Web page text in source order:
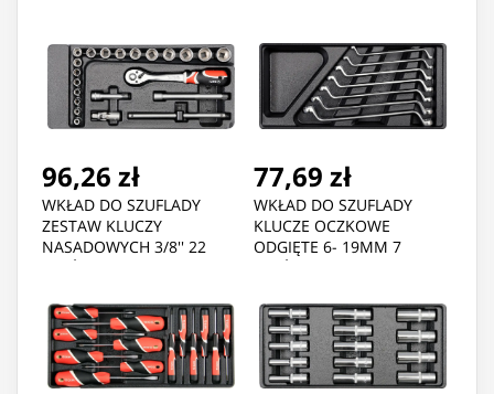
96,26 zł
WKŁAD DO SZUFLADY
ZESTAW KLUCZY
NASADOWYCH 3/8'' 22
77,69 zł
WKŁAD DO SZUFLADY
KLUCZE OCZKOWE
ODGIĘTE 6- 19MM 7